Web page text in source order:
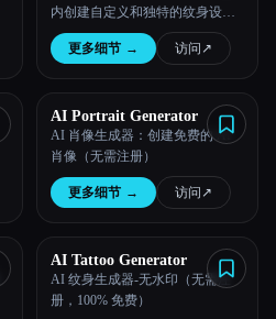
内创建自定义和独特的纹身设
计！
更多细节 → 访问 ↗︎
AI Portrait Generator
AI 肖像生成器：创建免费的 AI
肖像（无需注册）
更多细节 → 访问 ↗︎
AI Tattoo Generator
AI 纹身生成器-无水印（无需注
册，100% 免费）